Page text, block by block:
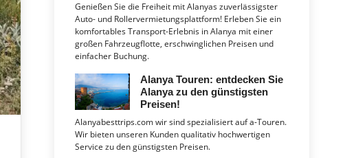
Genießen Sie die Freiheit mit Alanyas zuverlässigster
Auto- und Rollervermietungsplattform! Erleben Sie ein
komfortables Transport-Erlebnis in Alanya mit einer
großen Fahrzeugflotte, erschwinglichen Preisen und
einfacher Buchung.
Alanya Touren: entdecken Sie
Alanya zu den günstigsten
Preisen!
Alanyabesttrips.com wir sind spezialisiert auf a-Touren.
Wir bieten unseren Kunden qualitativ hochwertigen
Service zu den günstigsten Preisen.